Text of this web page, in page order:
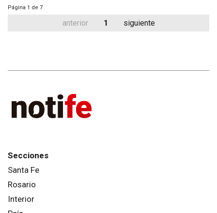
Página 1 de 7
anterior 1 siguiente
Secciones
Santa Fe
Rosario
Interior